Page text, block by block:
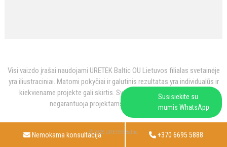
Susisiekite su
mumis WhatsApp
Nemokama konsultacija +370 6695 5888
Visi vaizdo įrašai naudojami URETEK Baltic OU Lietuvos filialas svetainėje
yra iliustraciniai. Matomi pokyčiai ir galutinis rezultatas yra individualūs ir
kiekviename projekte gali skirtis. Svetainėje pateikti vaizdo įrašai
negarantuoja projektams vienodo rezultato.
© 2025 URETEK Baltic